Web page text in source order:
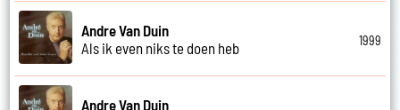
Andre Van Duin
Als ik even niks te doen heb
1999
Andre Van Duin